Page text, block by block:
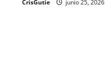
CrisGutie junio 25, 2026